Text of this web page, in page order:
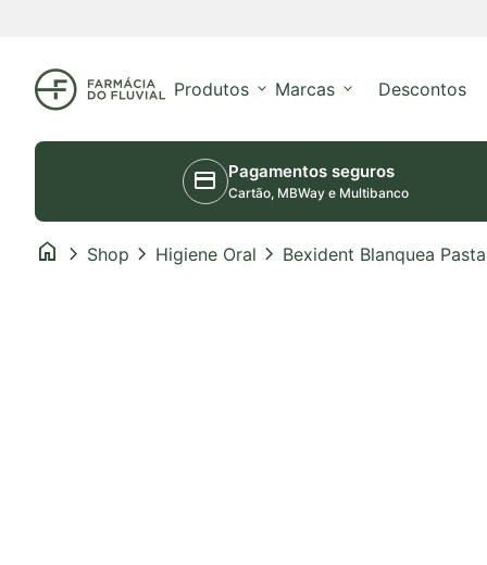
Início Produtos expand_more Marcas expand_more Descontos
credit_card Pagamentos seguros
Cartão, MBWay e Multibanco
home chevron_right Shop chevron_right Higiene Oral chevron_right Bexident Blanquea